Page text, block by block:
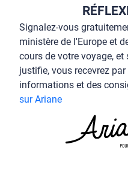
Signalez-vous
ministère de l'Europe et
cours de votre voyage,
justifie, vous recevrez
informations et des
sur Ariane